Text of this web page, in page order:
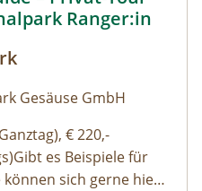
Ranger:in
Gesäuse GmbH
€ 220,-
es Beispiele für
können sich gerne hier